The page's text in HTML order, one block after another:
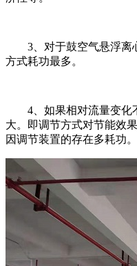
3、对于鼓空气悬浮离
方式耗功最多。
4、如果相对流量变化
大。即调节方式对节能效
因调节装置的存在多耗功。